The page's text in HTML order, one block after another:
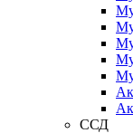
ССД